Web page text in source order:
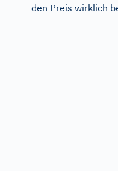
den Preis wirklich